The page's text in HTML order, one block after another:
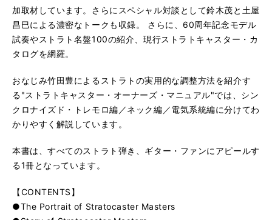
加取材しています。さらにスペシャル対談として鈴木茂と土屋
昌巳による濃密なトークも収録。 さらに、60周年記念モデル
試奏やストラト名盤100の紹介、現行ストラトキャスター・カ
タログを網羅。
おなじみ竹田豊によるストラトの実用的な調整方法を紹介す
る"ストラトキャスター・オーナーズ・マニュアル"では、シン
クロナイズド・トレモロ編／ネック編／電気系統編に分けてわ
かりやすく解説しています。
本書は、すべてのストラト弾き、ギター・ファンにアピールす
る1冊となっています。
【CONTENTS】
●The Portrait of Stratocaster Masters